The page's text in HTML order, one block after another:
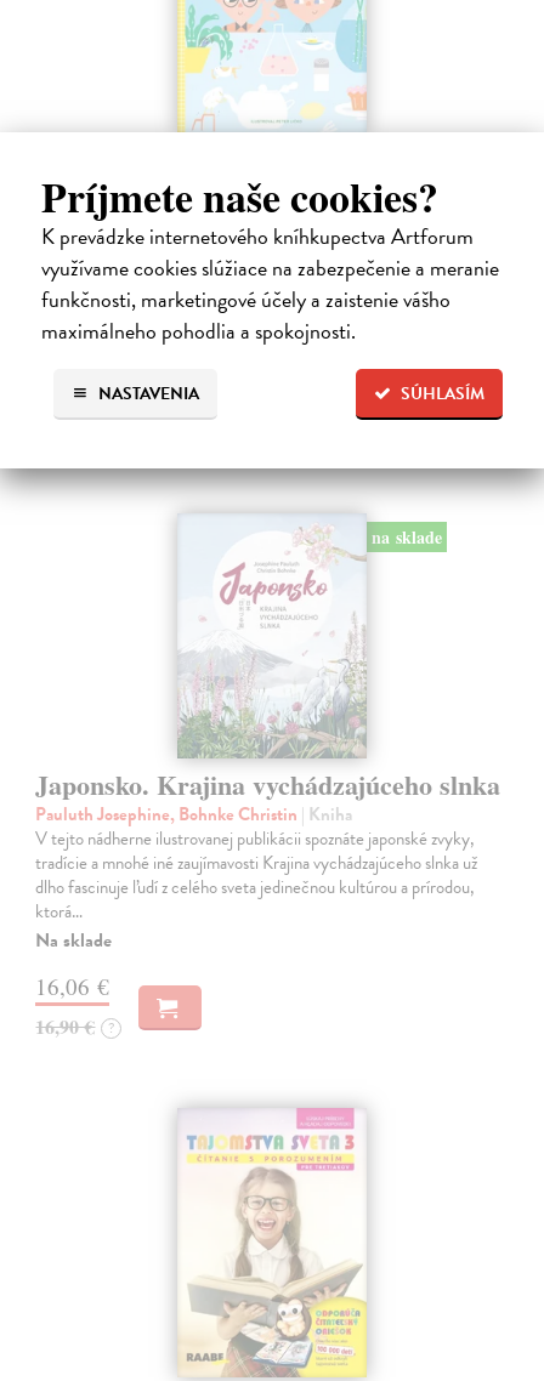
Príjmete naše cookies?
K prevádzke internetového kníhkupectva Artforum
využívame cookies slúžiace na zabezpečenie a meranie
funkčnosti, marketingové účely a zaistenie vášho
maximálneho pohodlia a spokojnosti.
SÚHLASÍM
NASTAVENIA
laboratóriu
Šušaníková Ivana| Kniha
Vedeli ste, že si doma môžete vyrobiť soľné šperky, vlastné jogurty,
recyklovaný papier aj dúhu? Vyskúšajte so svojimi deťmi tridsať
jednoduchých pokusov s bežnými predmetmi a materiálmi.
Na sklade
14,95 €
na sklade
Japonsko. Krajina vychádzajúceho slnka
Pauluth Josephine, Bohnke Christin | Kniha
V tejto nádherne ilustrovanej publikácii spoznáte japonské zvyky,
tradície a mnohé iné zaujímavosti Krajina vychádzajúceho slnka už
dlho fascinuje ľudí z celého sveta jedinečnou kultúrou a prírodou,
ktorá…
Na sklade
16,06 €
16,90 € ?